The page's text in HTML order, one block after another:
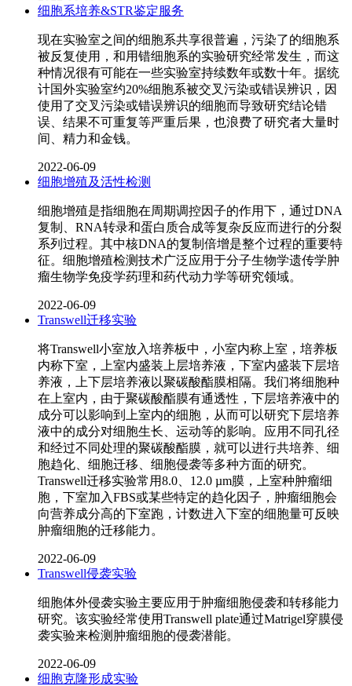
细胞系培养&STR鉴定服务
现在实验室之间的细胞系共享很普遍，污染了的细胞系
被反复使用，和用错细胞系的实验研究经常发生，而这
种情况很有可能在一些实验室持续数年或数十年。据统
计国外实验室约20%细胞系被交叉污染或错误辨识，因
使用了交叉污染或错误辨识的细胞而导致研究结论错
误、结果不可重复等严重后果，也浪费了研究者大量时
间、精力和金钱。
2022-06-09
细胞增殖及活性检测
细胞增殖是指细胞在周期调控因子的作用下，通过DNA
复制、RNA转录和蛋白质合成等复杂反应而进行的分裂
系列过程。其中核DNA的复制倍增是整个过程的重要特
征。细胞增殖检测技术广泛应用于分子生物学遗传学肿
瘤生物学免疫学药理和药代动力学等研究领域。
2022-06-09
Transwell迁移实验
将Transwell小室放入培养板中，小室内称上室，培养板
内称下室，上室内盛装上层培养液，下室内盛装下层培
养液，上下层培养液以聚碳酸酯膜相隔。我们将细胞种
在上室内，由于聚碳酸酯膜有通透性，下层培养液中的
成分可以影响到上室内的细胞，从而可以研究下层培养
液中的成分对细胞生长、运动等的影响。应用不同孔径
和经过不同处理的聚碳酸酯膜，就可以进行共培养、细
胞趋化、细胞迁移、细胞侵袭等多种方面的研究。
Transwell迁移实验常用8.0、12.0 µm膜，上室种肿瘤细
胞，下室加入FBS或某些特定的趋化因子，肿瘤细胞会
向营养成分高的下室跑，计数进入下室的细胞量可反映
肿瘤细胞的迁移能力。
2022-06-09
Transwell侵袭实验
细胞体外侵袭实验主要应用于肿瘤细胞侵袭和转移能力
研究。该实验经常使用Transwell plate通过Matrigel穿膜侵
袭实验来检测肿瘤细胞的侵袭潜能。
2022-06-09
细胞克隆形成实验